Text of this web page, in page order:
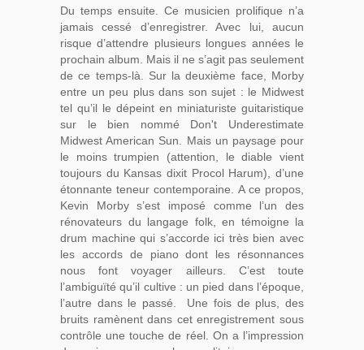
Du temps ensuite. Ce musicien prolifique n’a
jamais cessé d’enregistrer. Avec lui, aucun
risque d’attendre plusieurs longues années le
prochain album. Mais il ne s’agit pas seulement
de ce temps-là. Sur la deuxième face, Morby
entre un peu plus dans son sujet : le Midwest
tel qu’il le dépeint en miniaturiste guitaristique
sur le bien nommé Don't Underestimate
Midwest American Sun. Mais un paysage pour
le moins trumpien (attention, le diable vient
toujours du Kansas dixit Procol Harum), d’une
étonnante teneur contemporaine. A ce propos,
Kevin Morby s’est imposé comme l’un des
rénovateurs du langage folk, en témoigne la
drum machine qui s’accorde ici très bien avec
les accords de piano dont les résonnances
nous font voyager ailleurs. C’est toute
l’ambiguïté qu’il cultive : un pied dans l’époque,
l’autre dans le passé. Une fois de plus, des
bruits ramènent dans cet enregistrement sous
contrôle une touche de réel. On a l’impression